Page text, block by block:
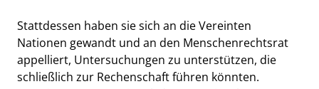
Stattdessen haben sie sich an die Vereinten
Nationen gewandt und an den Menschenrechtsrat
appelliert, Untersuchungen zu unterstützen, die
schließlich zur Rechenschaft führen könnten.